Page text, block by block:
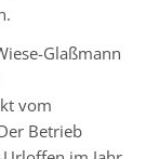
Glaßmann
vom
Betrieb